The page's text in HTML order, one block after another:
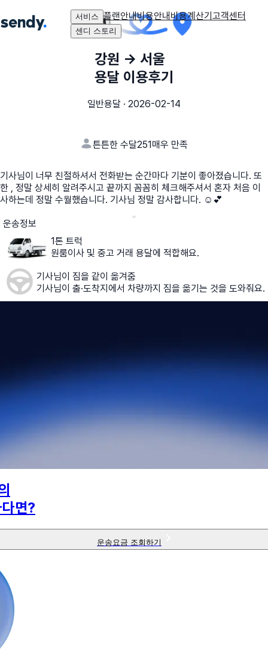
서비스 플랜안내비용안내비용계산기고객센터
센디 스토리
강원 → 서울
용달 이용후기
일반용달 · 2026-02-14
튼튼한 수달251매우 만족
기사님이 너무 친절하셔서 전화받는 순간마다 기분이 좋아졌습니다. 또
한 , 정말 상세히 알려주시고 끝까지 꼼꼼히 체크해주셔서 혼자 처음 이
사하는데 정말 수월했습니다. 기사님 정말 감사합니다. ☺️💕
운송정보
1톤 트럭
원룸이사 및 중고 거래 용달에 적합해요.
기사님이 짐을 같이 옮겨줌
기사님이 출·도착지에서 차량까지 짐을 옮기는 것을 도와줘요.
면?
운송요금 조회하기